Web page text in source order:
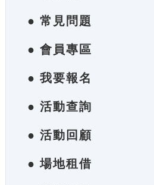
● 常見問題
● 會員專區
● 我要報名
● 活動查詢
● 活動回顧
● 場地租借